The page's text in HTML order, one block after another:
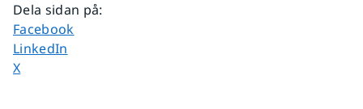
Dela sidan på:
Dela sidan på
Facebook
Dela sidan på
LinkedIn
Dela sidan på
X